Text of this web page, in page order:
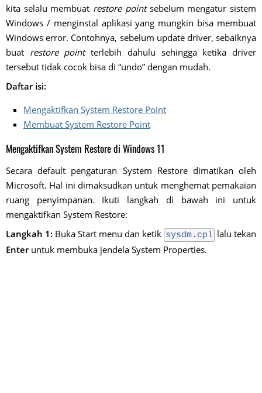
kita selalu membuat restore pointsebelum mengatur sistem
Windows / menginstal aplikasi yang mungkin bisa membuat
Windows error. Contohnya, sebelum update driver, sebaiknya
buat restore pointterlebih dahulu sehingga ketika driver
tersebut tidak cocok bisa di “undo” dengan mudah.
Daftar isi:
Mengaktifkan System Restore Point
Membuat System Restore Point
Mengaktifkan System Restore di Windows 11
Secara default pengaturan System Restore dimatikan oleh
Microsoft. Hal ini dimaksudkan untuk menghemat pemakaian
ruang penyimpanan. Ikuti langkah di bawah ini untuk
mengaktifkan System Restore:
Langkah 1: Buka Start menu dan ketik sysdm.cpl lalu tekan
Enteruntuk membuka jendela System Properties.